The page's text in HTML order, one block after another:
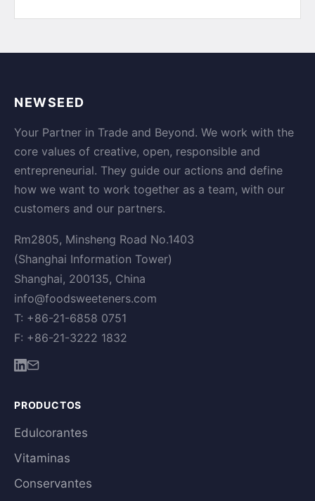
NEWSEED
Your Partner in Trade and Beyond. We work with the
core values of creative, open, responsible and
entrepreneurial. They guide our actions and define
how we want to work together as a team, with our
customers and our partners.
Rm2805, Minsheng Road No.1403
(Shanghai Information Tower)
Shanghai, 200135, China
info@foodsweeteners.com
T: +86-21-6858 0751
F: +86-21-3222 1832
PRODUCTOS
Edulcorantes
Vitaminas
Conservantes